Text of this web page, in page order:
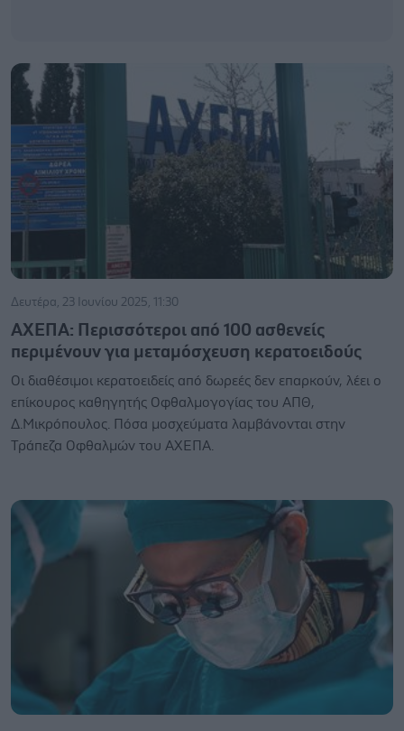
Δευτέρα, 23 Ιουνίου 2025, 11:30
ΑΧΕΠΑ: Περισσότεροι από 100 ασθενείς
περιμένουν για μεταμόσχευση κερατοειδούς
Οι διαθέσιμοι κερατοειδείς από δωρεές δεν επαρκούν, λέει ο
επίκουρος καθηγητής Οφθαλμογογίας του ΑΠΘ,
Δ.Μικρόπουλος. Πόσα μοσχεύματα λαμβάνονται στην
Τράπεζα Οφθαλμών του ΑΧΕΠΑ.